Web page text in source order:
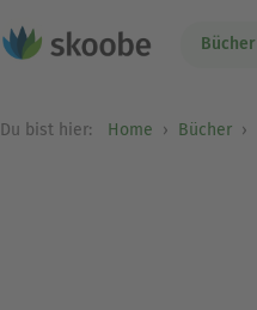
Bücher
Du bist hier: Home Bücher